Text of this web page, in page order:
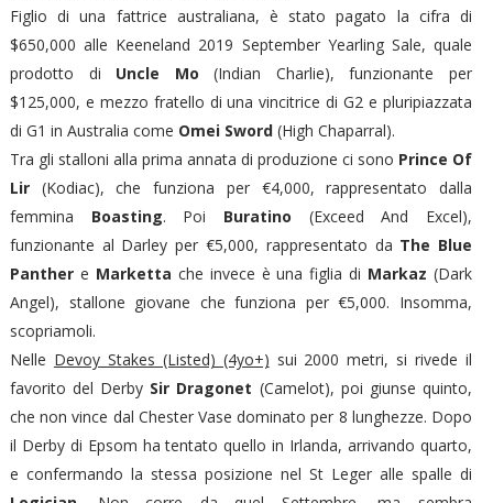
Figlio di una fattrice australiana, è stato pagato la cifra di
$650,000 alle Keeneland 2019 September Yearling Sale, quale
prodotto di Uncle Mo (Indian Charlie), funzionante per
$125,000, e mezzo fratello di una vincitrice di G2 e pluripiazzata
di G1 in Australia come Omei Sword(High Chaparral).
Tra gli stalloni alla prima annata di produzione ci sono Prince Of
Lir (Kodiac), che funziona per €4,000, rappresentato dalla
femmina Boasting. Poi Buratino (Exceed And Excel),
funzionante al Darley per €5,000, rappresentato da The Blue
Panthere Marketta che invece è una figlia di Markaz (Dark
Angel), stallone giovane che funziona per €5,000. Insomma,
scopriamoli.
Nelle Devoy Stakes (Listed) (4yo+) sui 2000 metri, si rivede il
favorito del Derby Sir Dragonet (Camelot), poi giunse quinto,
che non vince dal Chester Vase dominato per 8 lunghezze. Dopo
il Derby di Epsom ha tentato quello in Irlanda, arrivando quarto,
e confermando la stessa posizione nel St Leger alle spalle di